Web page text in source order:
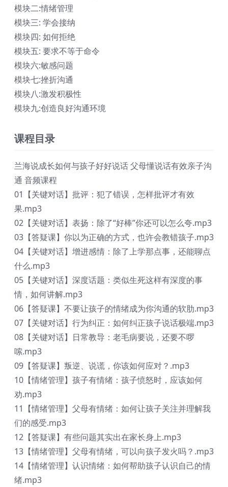
模块二:情绪管理
模块三: 学会接纳
模块四: 如何拒绝
模块五: 要求不等于命令
模块六:敏感问题
模块七:挫折沟通
模块八:激发积极性
模块九:创造良好沟通环境
课程目录
兰海说成长如何与孩子好好说话 父母懂说话有效亲子沟
通 音频课程
01【关键对话】批评：犯了错误，怎样批评才有效
果.mp3
02【关键对话】表扬：除了“好棒”你还可以怎么夸.mp3
03【答疑课】你以为正确的方式，也许会教错孩子.mp3
04【关键对话】增进感情：除了上学那点事，还能聊点
什么.mp3
05【关键对话】深度话题：类似生死这样有深度的事
情，如何讲解.mp3
06【答疑课】不要让孩子的情绪成为你沟通的软肋.mp3
07【关键对话】行为纠正：如何纠正孩子说话极端.mp3
08【关键对话】日常教导：老毛病要说，还要不啰
嗦.mp3
09【答疑课】叛逆、说谎，你该如何应对？.mp3
10【情绪管理】孩子有情绪：孩子愤怒时，应该如何
劝.mp3
11【情绪管理】父母有情绪：如何让孩子关注并理解我
们的感受.mp3
12【答疑课】有些问题其实出在家长身上.mp3
13【情绪管理】父母有情绪，可以向孩子发火吗？.mp3
14【情绪管理】认识情绪：如何帮助孩子认识自己的情
绪.mp3